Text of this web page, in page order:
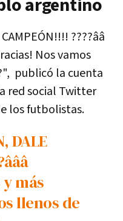
argentino
????â­â­
Nos vamos
publicó la cuenta
red social Twitter
los futbolistas.
más
llenos de